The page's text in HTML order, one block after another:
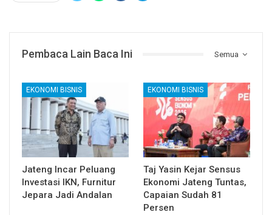
Semua
Pembaca Lain Baca Ini
EKONOMI BISNIS
Jateng Incar Peluang
Investasi IKN, Furnitur
Jepara Jadi Andalan
EKONOMI BISNIS
Taj Yasin Kejar Sensus
Ekonomi Jateng Tuntas,
Capaian Sudah 81
Persen